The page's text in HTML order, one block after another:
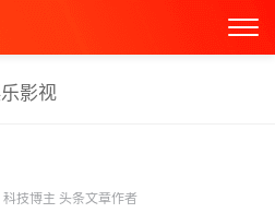
影视
技博主 头条文章作者